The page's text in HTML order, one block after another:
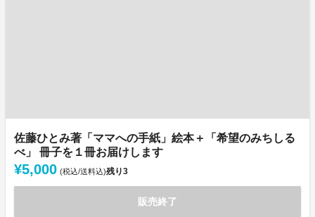
佐藤ひとみ著「ママへの手紙」絵本＋「希望のみちしる
べ」 冊子を１冊お届けします
¥5,000 (税込/送料込)残り3
販売終了